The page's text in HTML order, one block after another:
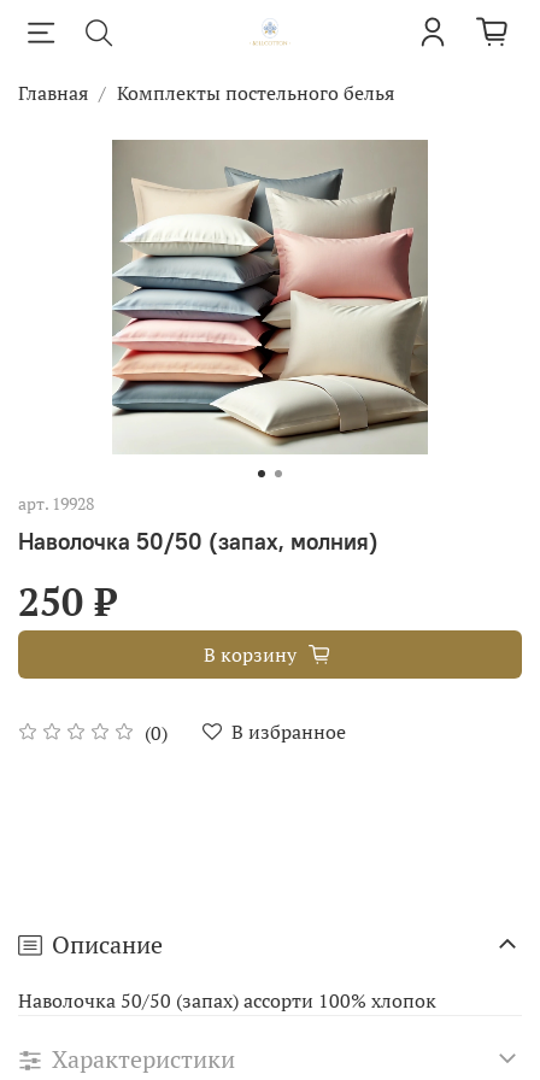
Главная Комплекты постельного белья
арт. 19928
Наволочка 50/50 (запах, молния)
(0) В избранное
250 ₽
В корзину
Описание
Наволочка 50/50 (запах) ассорти 100% хлопок
Характеристики